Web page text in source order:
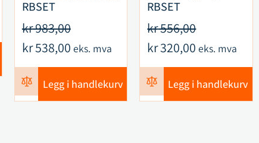
RBSET
kr983,00
kr538,00 eks. mva
Legg i handlekurv
RBSET
kr556,00
kr320,00 eks. mva
Legg i handlekurv